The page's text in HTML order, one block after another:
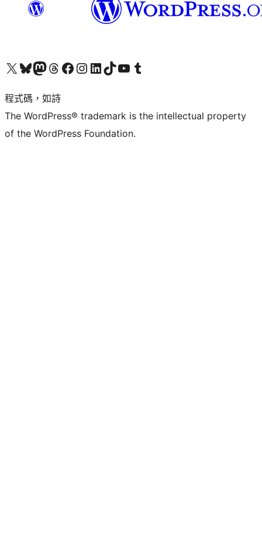
查看我們的 X (之前的 Twitter) 帳號造訪我們的 Bluesky 帳號造訪我們的 Mastodon 帳號造訪我們的 Threads 帳號 造訪我們的 Facebook 粉絲專頁Visit our Instagram account
Visit our LinkedIn account
造訪我們的 TikTok 帳號Visit our YouTube channel
造訪我們的 Tumblr 帳號
程式碼，如詩
The WordPress® trademark is the intellectual property
of the WordPress Foundation.